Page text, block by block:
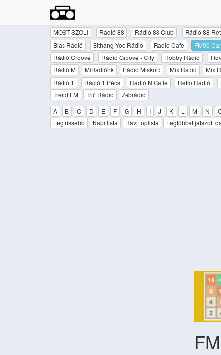
MOST SZÓL! Rádió 88 Rádió 88 Club Rádió 88
Bias Rádió
Bithang-Yoo Rádió Radio Cafe FM90
Rádió Groove
Rádió Groove - City Hobby Rádió I
Rádió M
MiRádiónk Rádió Miskolc Mix Rádió Mix
Rádió 1
Rádió 1 Pécs Rádió N Caffe Retro Rádió
Trend FM
Trió Rádió
Zebrádió
A
B C D E F G H I J K L M N
Legfrissebb
Napi lista Havi toplista Legtöbbet játszott